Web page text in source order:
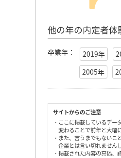
他の年の内定者体
卒業年： 2019年
2005年
サイトからのご注意
・ここに掲載しているデ
変わることで前年と大幅
・また、言うまでもない
企業とは言い切れません
・掲載された内容の真偽、